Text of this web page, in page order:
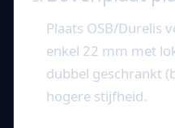
Plaats OSB/Durelis
enkel 22 mm met
dubbel geschrankt
hogere stijfheid.